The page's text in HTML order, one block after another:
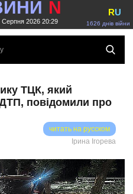
N
Серпня 2026 20:29 1626 днів війни
RU
ТЦК, який
повідомили про
читать на русском
Ірина Ігорева